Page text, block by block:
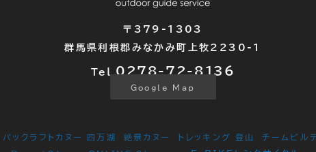
〒379-1303
群馬県利根郡みなかみ町上牧2230-1
Tel.0278-72- 8136
Google Map
パックラフトカヌー 四万湖 絶景カヌー トレッキング 登山 チームビル